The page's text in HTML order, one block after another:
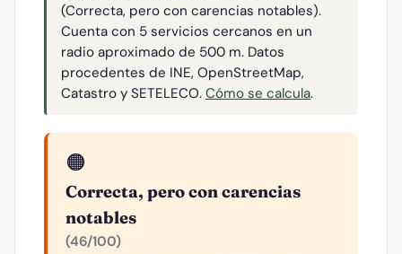
(Correcta, pero con carencias notables).
Cuenta con 5 servicios cercanos en un
radio aproximado de 500 m. Datos
procedentes de INE, OpenStreetMap,
Catastro y SETELECO. Cómo se calcula.
🟠
Correcta, pero con carencias
notables
(46/100)